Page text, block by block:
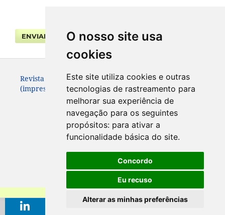
O nosso site usa
cookies
Este site utiliza cookies e outras
tecnologias de rastreamento para
melhorar sua experiência de
navegação para os seguintes
propósitos: para ativar a
funcionalidade básica do site.
Concordo
Eu recuso
Alterar as minhas preferências
ENVIAR SUBMISSÃO
Revista da Faculdade de Direito UFPR. ISSN 0104-3315
(impresso – até 2013) e 2236-7284 (eletrônico).